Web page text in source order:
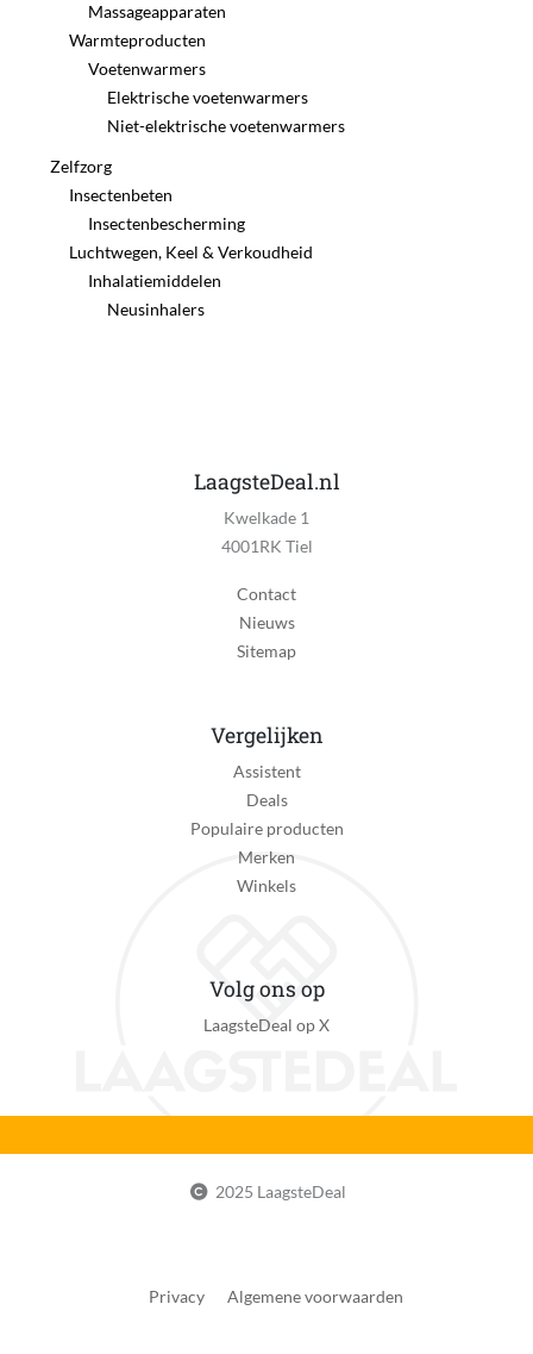
Massageapparaten
Warmteproducten
Voetenwarmers
Elektrische voetenwarmers
Niet-elektrische voetenwarmers
Zelfzorg
Insectenbeten
Insectenbescherming
Luchtwegen, Keel & Verkoudheid
Inhalatiemiddelen
Neusinhalers
LaagsteDeal.nl
Kwelkade 1
4001RK Tiel
Contact
Nieuws
Sitemap
Vergelijken
Assistent
Deals
Populaire producten
Merken
Winkels
Volg ons op
LaagsteDeal op X
2025 LaagsteDeal
Privacy Algemene voorwaarden